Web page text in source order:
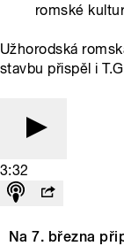
romské
Užhorodská
stavbu přispěl i
3:32
Na 7. března